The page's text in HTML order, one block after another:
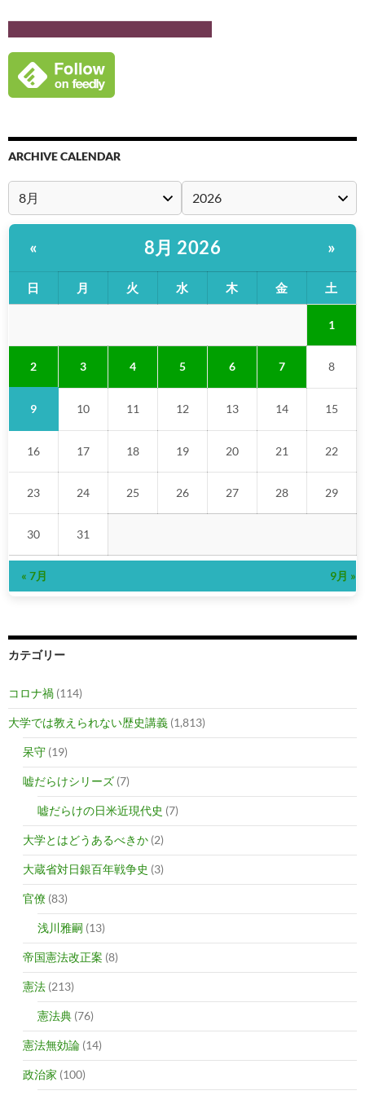
ARCHIVE CALENDAR
« 8月 2026 »
日 月 火 水 木 金 土
1
2 3 4 5 6 7 8
9 10 11 12 13 14 15
16 17 18 19 20 21 22
23 24 25 26 27 28 29
30 31
« 7月 9月 »
カテゴリー
コロナ禍 (114)
大学では教えられない歴史講義 (1,813)
呆守 (19)
嘘だらけシリーズ (7)
嘘だらけの日米近現代史 (7)
大学とはどうあるべきか (2)
大蔵省対日銀百年戦争史 (3)
官僚 (83)
浅川雅嗣 (13)
帝国憲法改正案 (8)
憲法 (213)
憲法典 (76)
憲法無効論 (14)
政治家 (100)